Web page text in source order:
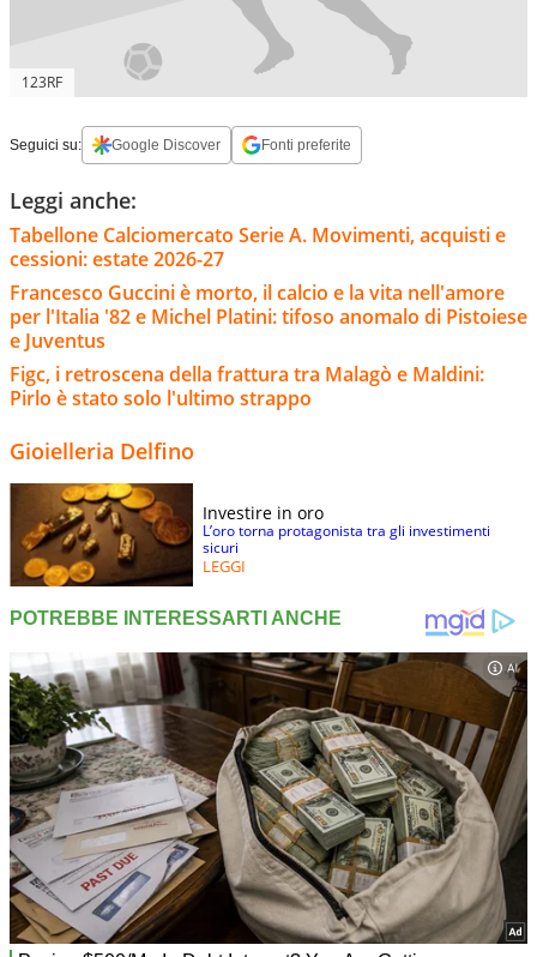
123RF
Seguici su: Google Discover Fonti preferite
Leggi anche:
Tabellone Calciomercato Serie A. Movimenti, acquisti e
cessioni: estate 2026-27
Francesco Guccini è morto, il calcio e la vita nell'amore
per l'Italia '82 e Michel Platini: tifoso anomalo di Pistoiese
e Juventus
Figc, i retroscena della frattura tra Malagò e Maldini:
Pirlo è stato solo l'ultimo strappo
Gioielleria Delfino
Investire in oro
L’oro torna protagonista tra gli investimenti
sicuri
LEGGI